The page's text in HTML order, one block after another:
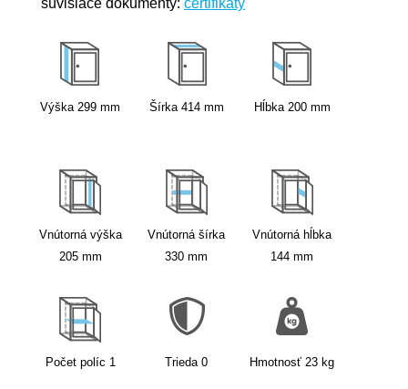
súvisiace dokumenty: certifikáty
Výška 299 mm Šírka 414 mm Hĺbka 200 mm
Vnútorná výška
205 mm
Vnútorná šírka
330 mm
Vnútorná hĺbka
144 mm
Počet políc 1 Trieda 0 Hmotnosť 23 kg